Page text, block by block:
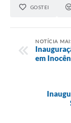
GOSTEI
NOTÍCIA
em